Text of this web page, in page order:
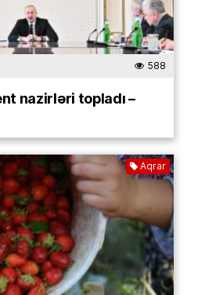
588
nazirləri topladı –
Aqrar